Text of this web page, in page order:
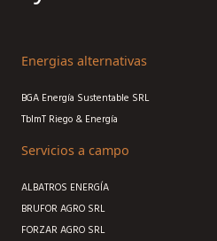
Energias alternativas
BGA Energía Sustentable SRL
TblmT Riego & Energía
Servicios a campo
ALBATROS ENERGÍA
BRUFOR AGRO SRL
FORZAR AGRO SRL